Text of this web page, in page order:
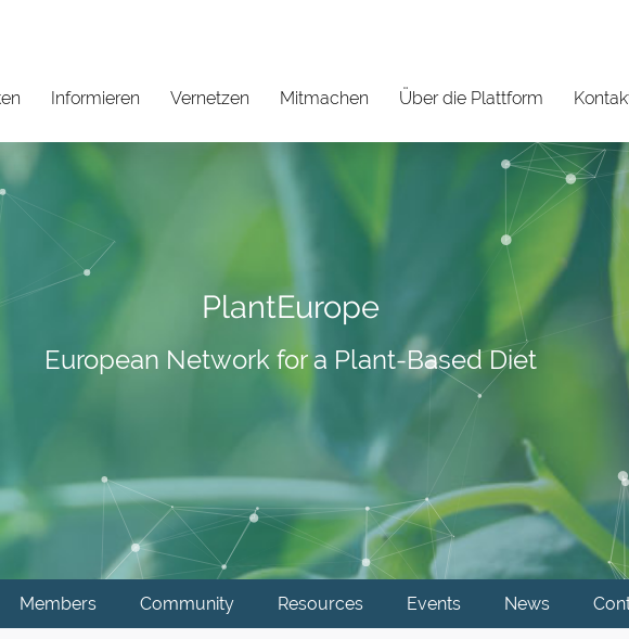
Informieren Vernetzen Mitmachen Über die Plattform
PlantEurope
European Network for a Plant-Based Diet
Members Community Resources Events News